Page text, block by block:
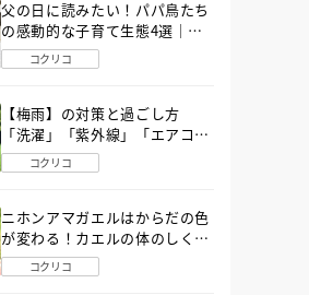
父の日に読みたい！パパ鳥たち
の感動的な子育て生態4選｜図
鑑MOVE
コクリコ
【梅雨】の対策と過ごし方
「洗濯」「紫外線」「エアコ
ン」「ゲリラ豪雨」…〔気象予
報士が完全ガイド〕
コクリコ
ニホンアマガエルはからだの色
が変わる！カエルの体のしくみ
から両生類の特ちょうまで図鑑
MOVEが解説！
コクリコ